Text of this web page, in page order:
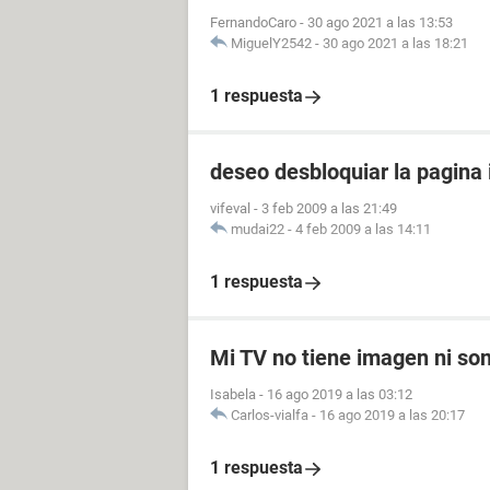
FernandoCaro - 30 ago 2021 a las 13:53
MiguelY2542 - 30 ago 2021 a las 18:21
1 respuesta
deseo desbloquiar la
vifeval - 3 feb 2009 a las 21:49
mudai22 - 4 feb 2009 a las 14:11
1 respuesta
Mi TV no tiene imagen ni
Isabela - 16 ago 2019 a las 03:12
Carlos-vialfa - 16 ago 2019 a las 20:17
1 respuesta